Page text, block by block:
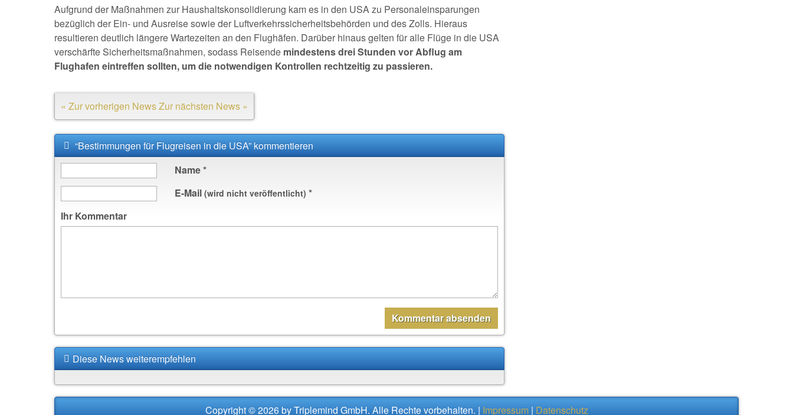
Aufgrund der Maßnahmen zur Haushaltskonsolidierung kam es in den USA zu Personaleinsparungen
bezüglich der Ein- und Ausreise sowie der Luftverkehrssicherheitsbehörden und des Zolls. Hieraus
resultieren deutlich längere Wartezeiten an den Flughäfen. Darüber hinaus gelten für alle Flüge in die USA
verschärfte Sicherheitsmaßnahmen, sodass Reisende mindestens drei Stunden vor Abflug am
Flughafen eintreffen sollten, um die notwendigen Kontrollen rechtzeitig zu passieren.
« Zur vorherigen NewsZur nächsten News »
“Bestimmungen für Flugreisen in die USA” kommentieren
Name*
E-Mail (wird nicht veröffentlicht) *
Ihr Kommentar
Diese News weiterempfehlen
Copyright © 2026 by Triplemind GmbH. Alle Rechte vorbehalten. | Impressum| Datenschutz